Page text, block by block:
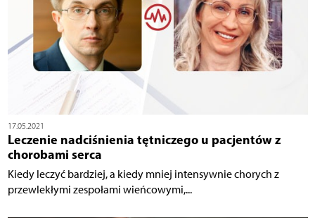
17.05.2021
Leczenie nadciśnienia tętniczego u pacjentów z
chorobami serca
Kiedy leczyć bardziej, a kiedy mniej intensywnie chorych z
przewlekłymi zespołami wieńcowymi,...